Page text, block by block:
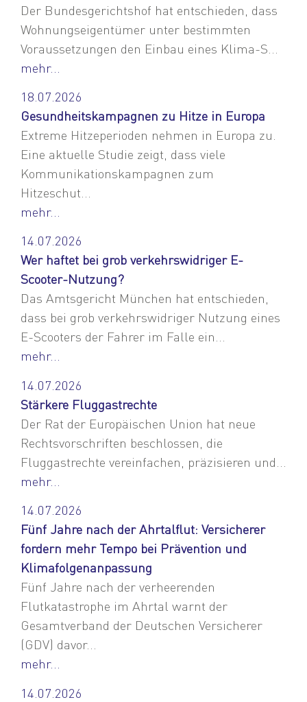
Der Bundesgerichtshof hat entschieden, dass
Wohnungseigentümer unter bestimmten
Voraussetzungen den Einbau eines Klima-S...
mehr...
18.07.2026
Gesundheitskampagnen zu Hitze in Europa
Extreme Hitzeperioden nehmen in Europa zu.
Eine aktuelle Studie zeigt, dass viele
Kommunikationskampagnen zum
Hitzeschut...
mehr...
14.07.2026
Wer haftet bei grob verkehrswidriger E-
Scooter-Nutzung?
Das Amtsgericht München hat entschieden,
dass bei grob verkehrswidriger Nutzung eines
E-Scooters der Fahrer im Falle ein...
mehr...
14.07.2026
Stärkere Fluggastrechte
Der Rat der Europäischen Union hat neue
Rechtsvorschriften beschlossen, die
Fluggastrechte vereinfachen, präzisieren und...
mehr...
14.07.2026
Fünf Jahre nach der Ahrtalflut: Versicherer
fordern mehr Tempo bei Prävention und
Klimafolgenanpassung
Fünf Jahre nach der verheerenden
Flutkatastrophe im Ahrtal warnt der
Gesamtverband der Deutschen Versicherer
(GDV) davor...
mehr...
14.07.2026